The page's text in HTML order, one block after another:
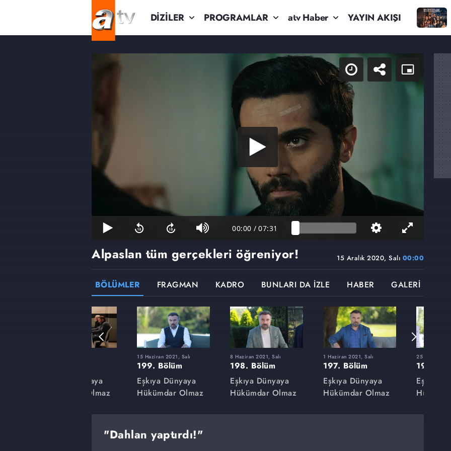
DİZİLER PROGRAMLAR atv Haber YAYIN AKIŞI
00:00 / 07:31
15 Aralık 2020, Salı 00:00
Alpaslan tüm gerçekleri öğreniyor!
BÖLÜMLER FRAGMAN KADRO BUNLARI DA İZLE HABER GALERİ
Eşkıya Dünyaya
Hükümdar Olmaz
15 Haziran 2021, Salı
199. Bölüm
Eşkıya Dünyaya
Hükümdar Olmaz
8 Haziran 2021, Salı
198. Bölüm
Eşkıya Dünyaya
Hükümdar Olmaz
1 Haziran 2021, Salı
197. Bölüm
Eşkıya Dünyaya
Hükümdar Olmaz
25 Mayıs
196.
Eşkıya
"Dahlan yaptırdı!"